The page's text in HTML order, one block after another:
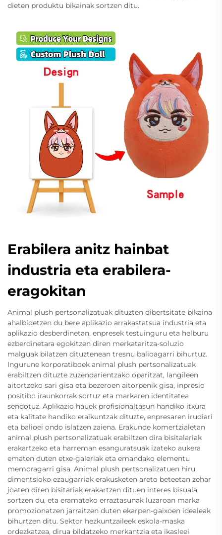
dieten produktu bikainak sortzen ditu.
Erabilera anitz hainbat
industria eta erabilera-
eragokitan
Animal plush pertsonalizatuak dituzten dibertsitate bikaina
ahalbidetzen du bere aplikazio arrakastatsua industria eta
aplikazio desberdinetan, enpresek testuinguru eta helburu
ezberdinetara egokitzen diren merkataritza-soluzio
malguak bilatzen dituztenean tresnu balioagarri bihurtuz.
Ingurune korporatiboek animal plush pertsonalizatuak
erabiltzen dituzte zuzendarientzako oparitzat, langileen
aitortzeko sari gisa eta bezeroen aitorpenik gisa, inpresio
positibo iraunkorrak sortuz eta markaren identitatea
sendotuz. Aplikazio hauek profisionaltasun handiko itxura
eta kalitate handiko eraikuntzak dituzte, enpresaren irudiari
eta balioei ondo islatzen zaiena. Erakunde komertzialetan
animal plush pertsonalizatuak erabiltzen dira bisitalariak
erakartzeko eta harreman esanguratsuak izateko aukera
ematen duten etxe-galeriak eta emandako elementu
memoragarri gisa. Animal plush pertsonalizatuen hiru
dimentsioko ezaugarriak erakusketen areto beteetan zehar
joaten diren bisitariak erakartzen dituen interes bisuala
sortzen du, eta eramateko erraztasunak luzaroan marka
promozionatzen jarraitzen duten ekarpen-gaixoen idealeak
bihurtzen ditu. Sektor hezkuntzaileek eskola-maska
ordezkatzea, dirua bildatzeko merkantzia eta ikasleei